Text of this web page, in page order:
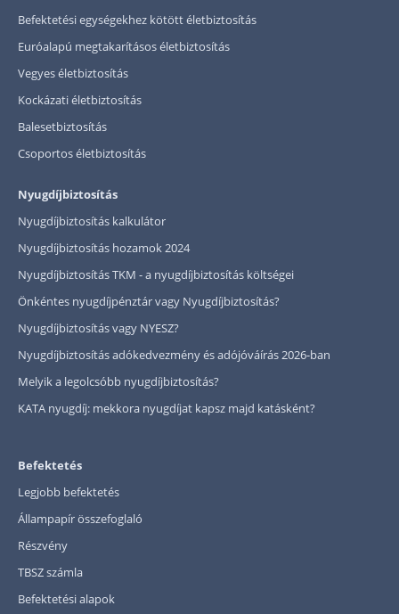
Kapcsolat
Karrier
Szabad felhasználású hitel
Lakáshitel
Babaváró hitel
Vagyonbiztosítások
Casco
Utasbiztosítás
Lakásbiztosítás útmutató – Hogyan válassz?
Lakásbiztosítás: válaszok az 50 leggyakoribb
Befektetési egységekhez kötött életbiztosítás
Euróalapú megtakarításos életbiztosítás
Vegyes életbiztosítás
Kockázati életbiztosítás
Balesetbiztosítás
Csoportos életbiztosítás
Nyugdíjbiztosítás
Nyugdíjbiztosítás kalkulátor
Nyugdíjbiztosítás hozamok 2024
Nyugdíjbiztosítás TKM - a nyugdíjbiztosítás költségei
Önkéntes nyugdíjpénztár vagy Nyugdíjbiztosítás?
Nyugdíjbiztosítás vagy NYESZ?
Nyugdíjbiztosítás adókedvezmény és adójóváírás 2026-ban
Melyik a legolcsóbb nyugdíjbiztosítás?
KATA nyugdíj: mekkora nyugdíjat kapsz majd katásként?
Befektetés
Legjobb befektetés
Állampapír összefoglaló
Részvény
TBSZ számla
Befektetési alapok